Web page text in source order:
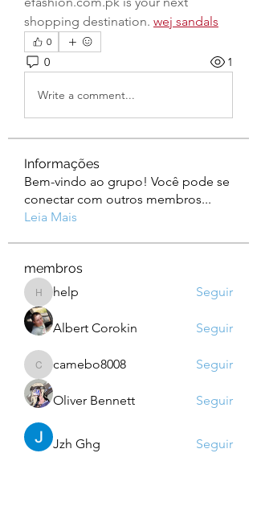
shopping destination. wej sandals
0
0 1
Write a comment...
Informações
Bem-vindo ao grupo! Você pode se
conectar com outros membros...
Leia Mais
membros
helphelp Seguir
Albert Corokin Seguir
camebo8008
camebo8008 Seguir
Oliver Bennett Seguir
Jzh Ghg
Seguir